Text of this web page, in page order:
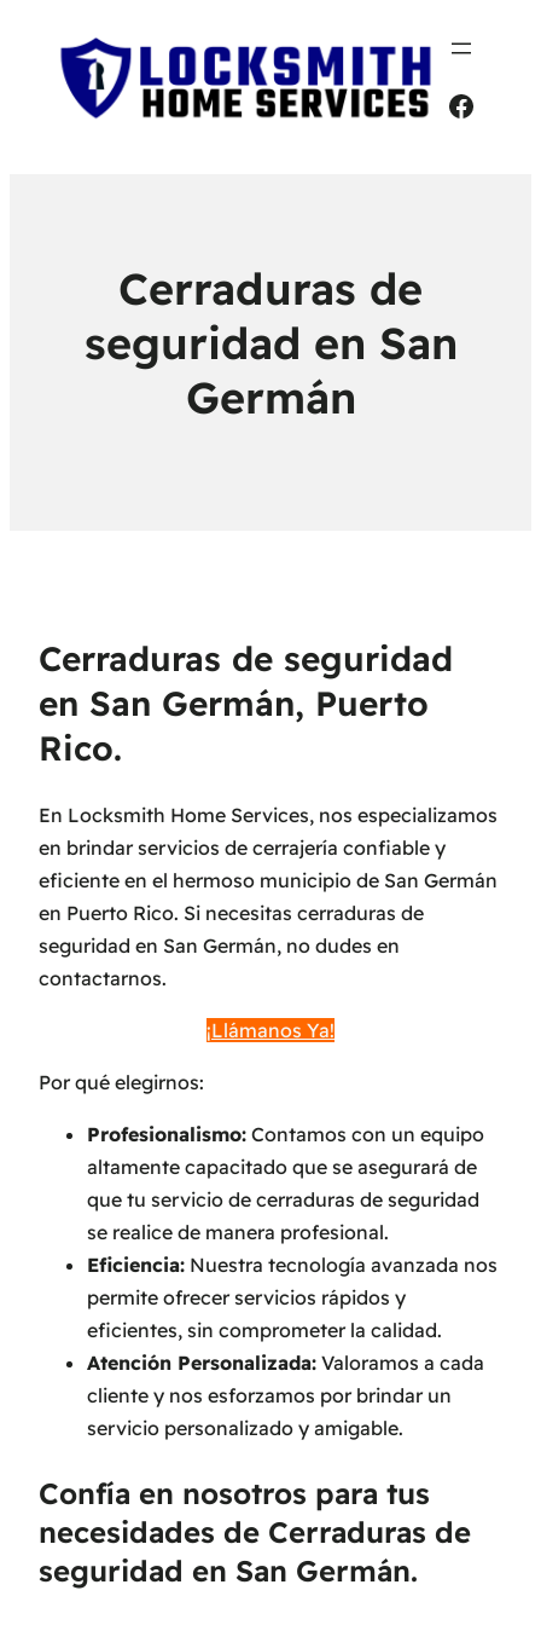
Cerraduras de
seguridad en San
Germán
Cerraduras de seguridad
en San Germán, Puerto
Rico.
En Locksmith Home Services, nos especializamos
en brindar servicios de cerrajería confiable y
eficiente en el hermoso municipio de San Germán
en Puerto Rico. Si necesitas cerraduras de
seguridad en San Germán, no dudes en
contactarnos.
¡Llámanos Ya!
Por qué elegirnos:
Profesionalismo: Contamos con un equipo
altamente capacitado que se asegurará de
que tu servicio de cerraduras de seguridad
se realice de manera profesional.
Eficiencia: Nuestra tecnología avanzada nos
permite ofrecer servicios rápidos y
eficientes, sin comprometer la calidad.
Atención Personalizada: Valoramos a cada
cliente y nos esforzamos por brindar un
servicio personalizado y amigable.
Confía en nosotros para tus
necesidades de Cerraduras de
seguridad en San Germán.